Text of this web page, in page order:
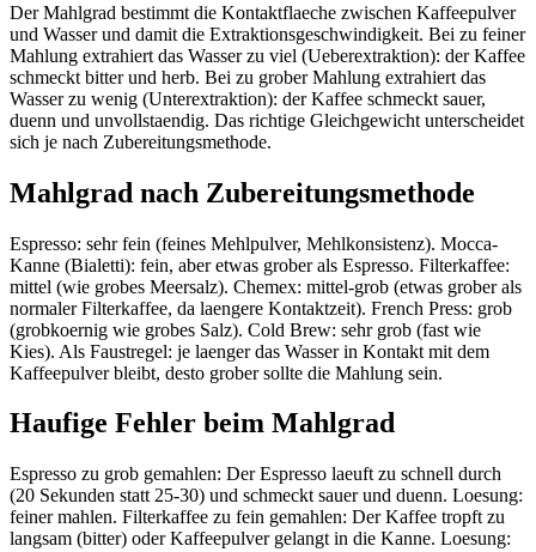
Der Mahlgrad bestimmt die Kontaktflaeche zwischen Kaffeepulver
und Wasser und damit die Extraktionsgeschwindigkeit. Bei zu feiner
Mahlung extrahiert das Wasser zu viel (Ueberextraktion): der Kaffee
schmeckt bitter und herb. Bei zu grober Mahlung extrahiert das
Wasser zu wenig (Unterextraktion): der Kaffee schmeckt sauer,
duenn und unvollstaendig. Das richtige Gleichgewicht unterscheidet
sich je nach Zubereitungsmethode.
Mahlgrad nach Zubereitungsmethode
Espresso: sehr fein (feines Mehlpulver, Mehlkonsistenz). Mocca-
Kanne (Bialetti): fein, aber etwas grober als Espresso. Filterkaffee:
mittel (wie grobes Meersalz). Chemex: mittel-grob (etwas grober als
normaler Filterkaffee, da laengere Kontaktzeit). French Press: grob
(grobkoernig wie grobes Salz). Cold Brew: sehr grob (fast wie
Kies). Als Faustregel: je laenger das Wasser in Kontakt mit dem
Kaffeepulver bleibt, desto grober sollte die Mahlung sein.
Haufige Fehler beim Mahlgrad
Espresso zu grob gemahlen: Der Espresso laeuft zu schnell durch
(20 Sekunden statt 25-30) und schmeckt sauer und duenn. Loesung:
feiner mahlen. Filterkaffee zu fein gemahlen: Der Kaffee tropft zu
langsam (bitter) oder Kaffeepulver gelangt in die Kanne. Loesung: